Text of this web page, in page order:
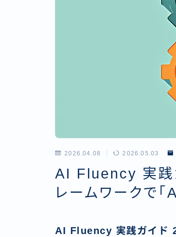
2026.04.08 2026.05.03
AI Fluency 実
レームワークで
AI Fluency 実践ガイド